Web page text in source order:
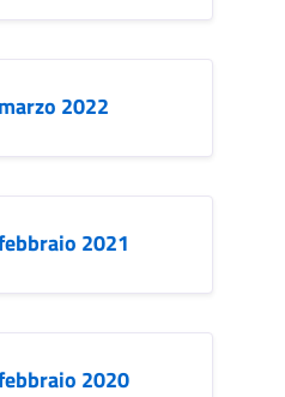
2022
2021
2020